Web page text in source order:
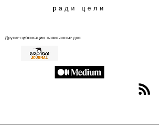
ради цели
Другие публикации, написанные для: